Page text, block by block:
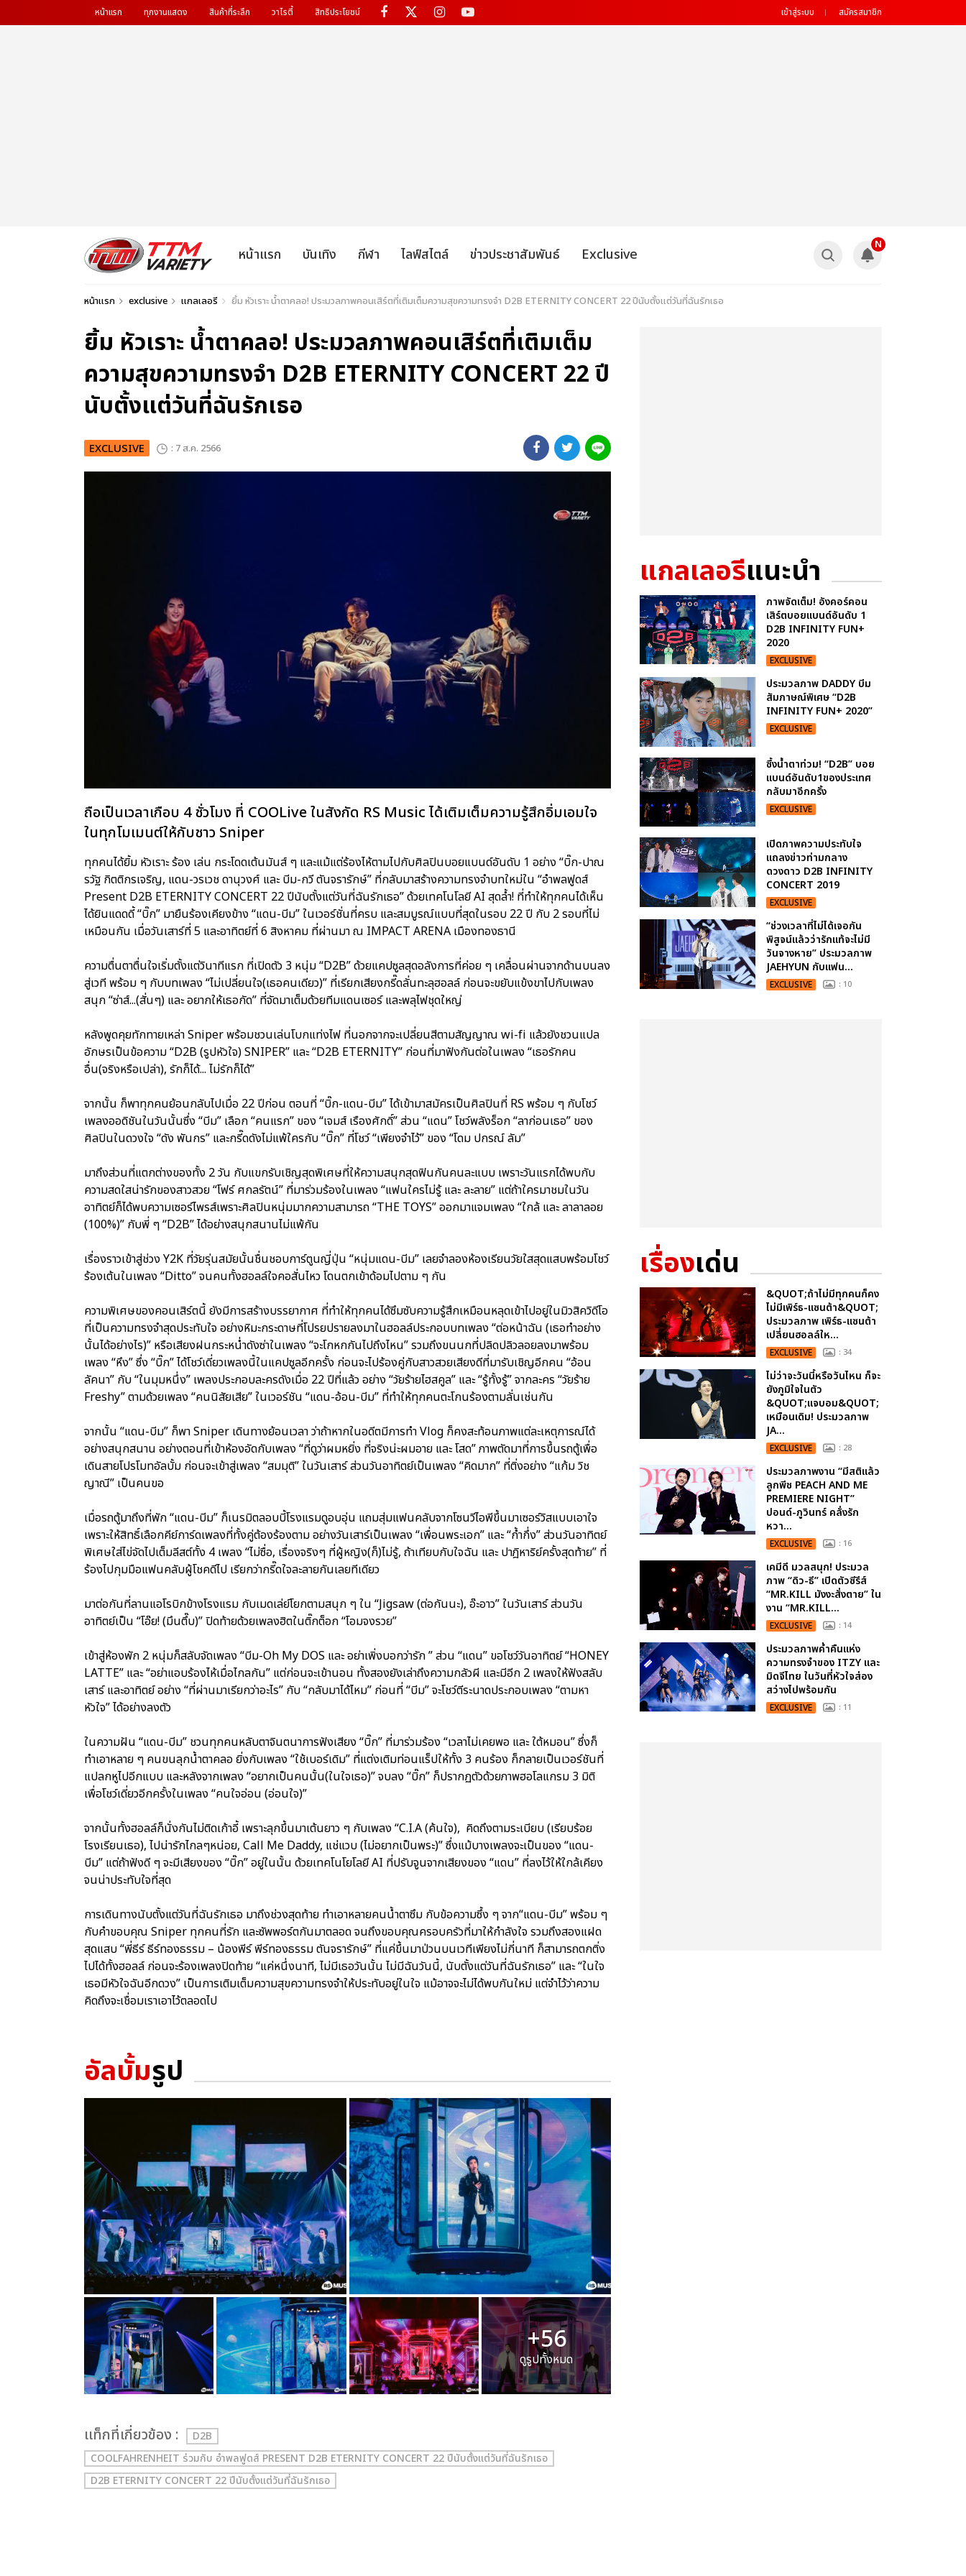
หน้าแรก ทุกงานแสดง สินค้าที่ระลึก วาไรตี้ สิทธิประโยชน์ เข้าสู่ระบบ สมัครสมาชิก
หน้าแรก บันเทิง กีฬา ไลฟ์สไตล์ ข่าวประชาสัมพันธ์ Exclusive
N
หน้าแรก exclusive แกลเลอรี ยิ้ม หัวเราะ น้ำตาคลอ! ประมวลภาพคอนเสิร์ตที่เติมเต็มความสุขความทรงจำ D2B ETERNITY CONCERT 22 ปีนับตั้งแต่วันที่ฉันรักเธอ
ยิ้ม หัวเราะ น้ำตาคลอ! ประมวลภาพคอนเสิร์ตที่เติมเต็ม
ความสุขความทรงจำ D2B ETERNITY CONCERT 22 ปี
นับตั้งแต่วันที่ฉันรักเธอ
EXCLUSIVE : 7 ส.ค. 2566
ถือเป็นเวลาเกือบ 4 ชั่วโมง ที่ COOLive ในสังกัด RS Music ได้เติมเต็มความรู้สึกอิ่มเอมใจ
ในทุกโมเมนต์ให้กับชาว Sniper
ทุกคนได้ยิ้ม หัวเราะ ร้อง เล่น กระโดดเต้นมันส์ ๆ และแม้แต่ร้องไห้ตามไปกับศิลปินบอยแบนด์อันดับ 1 อย่าง “บิ๊ก-ปาณ
รวัฐ กิตติกรเจริญ, แดน-วรเวช ดานุวงศ์ และ บีม-กวี ตันจรารักษ์” ที่กลับมาสร้างความทรงจำบทใหม่ใน “อำพลฟูดส์
Present D2B ETERNITY CONCERT 22 ปีนับตั้งแต่วันที่ฉันรักเธอ” ด้วยเทคโนโลยี AI สุดล้ำ! ที่ทำให้ทุกคนได้เห็น
ได้ยินแดดดี้ “บิ๊ก” มายืนร้องเคียงข้าง “แดน-บีม” ในเวอร์ชั่นที่ครบ และสมบูรณ์แบบที่สุดในรอบ 22 ปี กับ 2 รอบที่ไม่
เหมือนกัน เมื่อวันเสาร์ที่ 5 และอาทิตย์ที่ 6 สิงหาคม ที่ผ่านมา ณ IMPACT ARENA เมืองทองธานี
ความตื่นตาตื่นใจเริ่มตั้งแต่วินาทีแรก ที่เปิดตัว 3 หนุ่ม “D2B” ด้วยแคปซูลสุดอลังการที่ค่อย ๆ เคลื่อนผ่านจากด้านบนลง
สู่เวที พร้อม ๆ กับบทเพลง “ไม่เปลี่ยนใจ(เธอคนเดียว)” ที่เรียกเสียงกรี๊ดลั่นทะลุฮอลล์ ก่อนจะขยับแข้งขาไปกับเพลง
สนุก “ซ่าส์...(สั่นๆ) และ อยากให้เธอกัด” ที่จัดมาเต็มด้วยทีมแดนเซอร์ และพลุไฟชุดใหญ่
หลังพูดคุยทักทายเหล่า Sniper พร้อมชวนเล่นโบกแท่งไฟ ที่นอกจากจะเปลี่ยนสีตามสัญญาณ wi-fi แล้วยังชวนแปล
อักษรเป็นข้อความ “D2B (รูปหัวใจ) SNIPER” และ “D2B ETERNITY” ก่อนที่มาฟังกันต่อในเพลง “เธอรักคน
อื่น(จริงหรือเปล่า), รักก็ได้... ไม่รักก็ได้”
จากนั้น ก็พาทุกคนย้อนกลับไปเมื่อ 22 ปีก่อน ตอนที่ “บิ๊ก-แดน-บีม” ได้เข้ามาสมัครเป็นศิลปินที่ RS พร้อม ๆ กับโชว์
เพลงออดิชันในวันนั้นซึ่ง “บีม” เลือก “คนแรก” ของ “เจมส์ เรืองศักดิ์” ส่วน “แดน” โชว์พลังร็อก “ลาก่อนเธอ” ของ
ศิลปินในดวงใจ “ดัง พันกร” และกรี๊ดดังไม่แพ้ใครกับ “บิ๊ก” ที่โชว์ “เพียงจำไว้” ของ “โดม ปกรณ์ ลัม”
มาถึงส่วนที่แตกต่างของทั้ง 2 วัน กับแขกรับเชิญสุดพิเศษที่ให้ความสนุกสุดฟินกันคนละแบบ เพราะวันแรกได้พบกับ
ความสดใสน่ารักของสาวสวย “โฟร์ ศกลรัตน์” ที่มาร่วมร้องในเพลง “แฟนใครไม่รู้ และ ละลาย” แต่ถ้าใครมาชมในวัน
อาทิตย์ก็ได้พบความเซอร์ไพรส์เพราะศิลปินหนุ่มมากความสามารถ “THE TOYS” ออกมาแจมเพลง “ใกล้ และ ลาลาลอย
(100%)” กับพี่ ๆ “D2B” ได้อย่างสนุกสนานไม่แพ้กัน
เรื่องราวเข้าสู่ช่วง Y2K ที่วัยรุ่นสมัยนั้นชื่นชอบการ์ตูนญี่ปุ่น “หนุ่มแดน-บีม” เลยจำลองห้องเรียนวัยใสสุดแสบพร้อมโชว์
ร้องเต้นในเพลง “Ditto” จนคนทั้งฮอลล์ใจคอสั่นไหว โดนตกเข้าด้อมไปตาม ๆ กัน
ความพิเศษของคอนเสิร์ตนี้ ยังมีการสร้างบรรยากาศ ที่ทำให้ทุกคนได้ซึมซับความรู้สึกเหมือนหลุดเข้าไปอยู่ในมิวสิควิดีโอ
ที่เป็นความทรงจำสุดประทับใจ อย่างหิมะกระดาษที่โปรยปรายลงมาในฮอลล์ประกอบบทเพลง “ต่อหน้าฉัน (เธอทำอย่าง
นั้นได้อย่างไร)” หรือเสียงฝนกระหน่ำดังซ่าในเพลง “จะโกหกกันไปถึงไหน” รวมถึงขนนกที่ปลิดปลิวลอยลงมาพร้อม
เพลง “หึง” ซึ่ง “บิ๊ก” ได้โชว์เดี่ยวเพลงนี้ในแคปซูลอีกครั้ง ก่อนจะไปร้องคู่กับสาวสวยเสียงดีที่มารับเชิญอีกคน “อ้อน
ลัคนา” กับ “ในมุมหนึ่ง” เพลงประกอบละครดังเมื่อ 22 ปีที่แล้ว อย่าง “วัยร้ายไฮสคูล” และ “รู้ทั้งรู้” จากละคร “วัยร้าย
Freshy” ตามด้วยเพลง “คนนิสัยเสีย” ในเวอร์ชัน “แดน-อ้อน-บีม” ที่ทำให้ทุกคนตะโกนร้องตามลั่นเช่นกัน
จากนั้น “แดน-บีม” ก็พา Sniper เดินทางย้อนเวลา ว่าถ้าหากในอดีตมีการทำ Vlog ก็คงสะท้อนภาพแต่ละเหตุการณ์ได้
อย่างสนุกสนาน อย่างตอนที่เข้าห้องอัดกับเพลง “ที่ดูว่าผมหยิ่ง ที่จริงน่ะผมอาย และ โสด” ภาพตัดมาที่การขึ้นรถตู้เพื่อ
เดินสายโปรโมทอัลบั้ม ก่อนจะเข้าสู่เพลง “สมมุติ” ในวันเสาร์ ส่วนวันอาทิตย์เป็นเพลง “คิดมาก” ที่ติ่งอย่าง “แก้ม วิช
ญาณี” เป็นคนขอ
เมื่อรถตู้มาถึงที่พัก “แดน-บีม” ก็เนรมิตลอบบี้โรงแรมดูอบอุ่น แถมสุ่มแฟนคลับจากโซนวีไอพีขึ้นมาเซอร์วิสแบบเอาใจ
เพราะให้สิทธิ์เลือกคีย์การ์ดเพลงที่ทั้งคู่ต้องร้องตาม อย่างวันเสาร์เป็นเพลง “เพื่อนพระเอก” และ “ก้ำกึ่ง” ส่วนวันอาทิตย์
พิเศษใส่ไข่จัดไปเต็มลีสต์ทั้ง 4 เพลง “ไม่ซื่อ, เรื่องจริงๆ ที่ผู้หญิง(ก็)ไม่รู้, ถ้าเทียบกับใจฉัน และ ปาฎิหาริย์ครั้งสุดท้าย” ที่
ร้องไปกุมมือแฟนคลับผู้โชคดีไป เรียกว่ากรี๊ดใจละลายกันเลยทีเดียว
มาต่อกันที่ลานแอโรบิกข้างโรงแรม กับเมดเล่ย์โยกตามสนุก ๆ ใน “Jigsaw (ต่อกันนะ), อ๊ะอาว” ในวันเสาร์ ส่วนวัน
อาทิตย์เป็น “โอ๊ย! (มึนตึ๊บ)” ปิดท้ายด้วยเพลงฮิตในติ๊กต็อก “โอมจงรวย”
เข้าสู่ห้องพัก 2 หนุ่มก็สลับจัดเพลง “บีม-Oh My DOS และ อย่าเพิ่งบอกว่ารัก ” ส่วน “แดน” ขอโชว์วันอาทิตย์ “HONEY
LATTE” และ “อย่าแอบร้องไห้เมื่อไกลกัน” แต่ก่อนจะเข้านอน ทั้งสองยังเล่าถึงความกลัวผี และมีอีก 2 เพลงให้ฟังสลับ
เสาร์ และอาทิตย์ อย่าง “ที่ผ่านมาเรียกว่าอะไร” กับ “กลับมาได้ไหม” ก่อนที่ “บีม” จะโชว์ตีระนาดประกอบเพลง “ตามหา
หัวใจ” ได้อย่างลงตัว
ในความฝัน “แดน-บีม” ชวนทุกคนหลับตาจินตนาการฟังเสียง “บิ๊ก” ที่มาร่วมร้อง “เวลาไม่เคยพอ และ ใต้หมอน” ซึ่งก็
ทำเอาหลาย ๆ คนขนลุกน้ำตาคลอ ยิ่งกับเพลง “ใช้เบอร์เดิม” ที่แต่งเติมท่อนแร็ปให้ทั้ง 3 คนร้อง ก็กลายเป็นเวอร์ชันที่
แปลกหูไปอีกแบบ และหลังจากเพลง “อยากเป็นคนนั้น(ในใจเธอ)” จบลง “บิ๊ก” ก็ปรากฏตัวด้วยภาพฮอโลแกรม 3 มิติ
เพื่อโชว์เดี่ยวอีกครั้งในเพลง “คนใจอ่อน (อ่อนใจ)”
จากนั้นทั้งฮอลล์ก็นั่งกันไม่ติดเก้าอี้ เพราะลุกขึ้นมาเต้นยาว ๆ กับเพลง “C.I.A (ค้นใจ), คิดถึงตามระเบียบ (เรียบร้อย
โรงเรียนเธอ), ไปน่ารักไกลๆหน่อย, Call Me Daddy, แช่แวบ (ไม่อยากเป็นพระ)” ซึ่งแม้บางเพลงจะเป็นของ “แดน-
บีม” แต่ถ้าฟังดี ๆ จะมีเสียงของ “บิ๊ก” อยู่ในนั้น ด้วยเทคโนโยโลยี AI ที่ปรับจูนจากเสียงของ “แดน” ที่ลงไว้ให้ใกล้เคียง
จนน่าประทับใจที่สุด
การเดินทางนับตั้งแต่วันที่ฉันรักเธอ มาถึงช่วงสุดท้าย ทำเอาหลายคนน้ำตาซึม กับข้อความซึ้ง ๆ จาก“แดน-บีม” พร้อม ๆ
กับคำขอบคุณ Sniper ทุกคนที่รัก และซัพพอร์ตกันมาตลอด จนถึงขอบคุณครอบครัวที่มาให้กำลังใจ รวมถึงสองแฝด
สุดแสบ “พี่ธีร์ ธีร์ทองธรรม – น้องพีร์ พีร์ทองธรรม ตันจรารักษ์” ที่แค่ขึ้นมาป่วนบนเวทีเพียงไม่กี่นาที ก็สามารถตกติ่ง
ไปได้ทั้งฮอลล์ ก่อนจะร้องเพลงปิดท้าย “แค่หนึ่งนาที, ไม่มีเธอวันนั้น ไม่มีฉันวันนี้, นับตั้งแต่วันที่ฉันรักเธอ” และ “ในใจ
เธอมีหัวใจฉันอีกดวง” เป็นการเติมเต็มความสุขความทรงจำให้ประทับอยู่ในใจ แม้อาจจะไม่ได้พบกันใหม่ แต่จำไว้ว่าความ
คิดถึงจะเชื่อมเราเอาไว้ตลอดไป
อัลบั้มรูป
+56
ดูรูปทั้งหมด
เเท็กที่เกี่ยวข้อง :
D2B
COOLFAHRENHEIT ร่วมกับ อำพลฟูดส์ PRESENT D2B ETERNITY CONCERT 22 ปีนับตั้งแต่วันที่ฉันรักเธอ
D2B ETERNITY CONCERT 22 ปีนับตั้งแต่วันที่ฉันรักเธอ
แกลเลอรีแนะนำ
ภาพจัดเต็ม! อังคอร์คอน
เสิร์ตบอยแบนด์อันดับ 1
D2B INFINITY FUN+
2020
EXCLUSIVE
ประมวลภาพ DADDY บีม
สัมภาษณ์พิเศษ “D2B
INFINITY FUN+ 2020”
EXCLUSIVE
ซึ้งน้ำตาท่วม! “D2B” บอย
แบนด์อันดับ1ของประเทศ
กลับมาอีกครั้ง
EXCLUSIVE
เปิดภาพความประทับใจ
แถลงข่าวท่ามกลาง
ดวงดาว D2B INFINITY
CONCERT 2019
EXCLUSIVE
“ช่วงเวลาที่ไม่ได้เจอกัน
พิสูจน์แล้วว่ารักแท้จะไม่มี
วันจางหาย” ประมวลภาพ
JAEHYUN กับแฟน...
EXCLUSIVE : 10
เรื่องเด่น
&QUOT;ถ้าไม่มีทุกคนก็คง
ไม่มีเพิร์ธ-แซนต้า&QUOT;
ประมวลภาพ เพิร์ธ-แซนต้า
เปลี่ยนฮอลล์ให...
EXCLUSIVE : 34
ไม่ว่าจะวันนี้หรือวันไหน ก็จะ
ยังภูมิใจในตัว
&QUOT;แจบอม&QUOT;
เหมือนเดิม! ประมวลภาพ
JA...
EXCLUSIVE : 28
ประมวลภาพงาน “มีสติแล้ว
ลูกพีช PEACH AND ME
PREMIERE NIGHT”
ปอนด์-ภูวินทร์ คลั่งรัก
หวา...
EXCLUSIVE : 16
เคมีดี มวลสนุก! ประมวล
ภาพ “ดิว-ธี” เปิดตัวซีรีส์
“MR.KILL มังงะสั่งตาย” ใน
งาน “MR.KILL...
EXCLUSIVE : 14
ประมวลภาพค่ำคืนแห่ง
ความทรงจำของ ITZY และ
มิดจีไทย ในวันที่หัวใจส่อง
สว่างไปพร้อมกัน
EXCLUSIVE : 11